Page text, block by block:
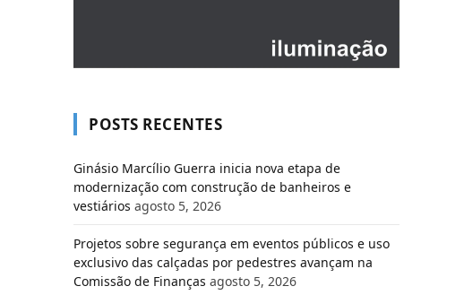
POSTS RECENTES
Ginásio Marcílio Guerra inicia nova etapa de
modernização com construção de banheiros e
vestiários agosto 5, 2026
Projetos sobre segurança em eventos públicos e uso
exclusivo das calçadas por pedestres avançam na
Comissão de Finanças agosto 5, 2026